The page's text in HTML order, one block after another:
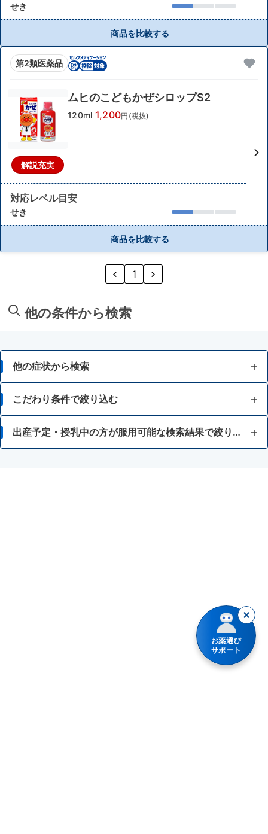
せき
商品を比較する
第2類医薬品
解説充実
ムヒのこどもかぜシロップS2
120ml 1,200円(税抜)
対応レベル目安
せき
商品を比較する
1
他の条件から検索
他の症状から検索
せき
たん
ゼーゼー、ヒューヒュー音の呼吸
こだわり条件で絞り込む
7歳未満 出産予定・授乳中の方が服用可能な検索結果で絞り込む
お薬選び
サポート